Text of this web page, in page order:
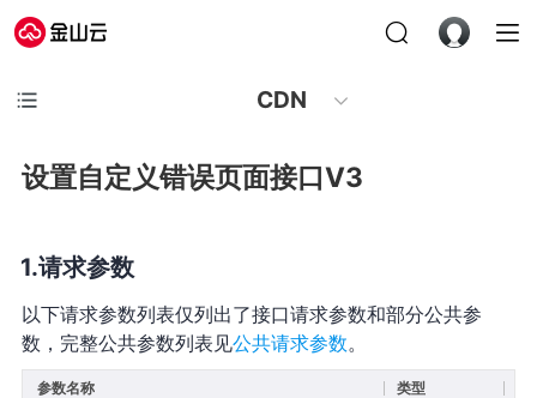
CDN
设置自定义错误页面接口V3
请求参数
以下请求参数列表仅列出了接口请求参数和部分公共参
数，完整公共参数列表见公共请求参数。
参数名称 类型